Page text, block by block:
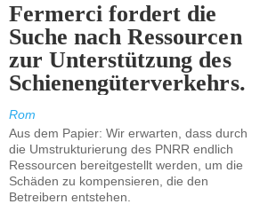
Fermerci fordert die
Suche nach Ressourcen
zur Unterstützung des
Schienengüterverkehrs.
Rom
Aus dem Papier: Wir erwarten, dass durch
die Umstrukturierung des PNRR endlich
Ressourcen bereitgestellt werden, um die
Schäden zu kompensieren, die den
Betreibern entstehen.